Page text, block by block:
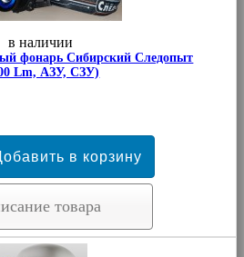
в наличии
фонарь Сибирский Следопыт
Lm, АЗУ, СЗУ)
товара